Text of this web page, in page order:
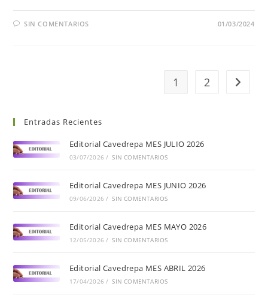
SIN COMENTARIOS 01/03/2024
1 2
Entradas Recientes
Editorial Cavedrepa MES JULIO 2026
03/07/2026 / SIN COMENTARIOS
Editorial Cavedrepa MES JUNIO 2026
09/06/2026 / SIN COMENTARIOS
Editorial Cavedrepa MES MAYO 2026
12/05/2026 / SIN COMENTARIOS
Editorial Cavedrepa MES ABRIL 2026
17/04/2026 / SIN COMENTARIOS